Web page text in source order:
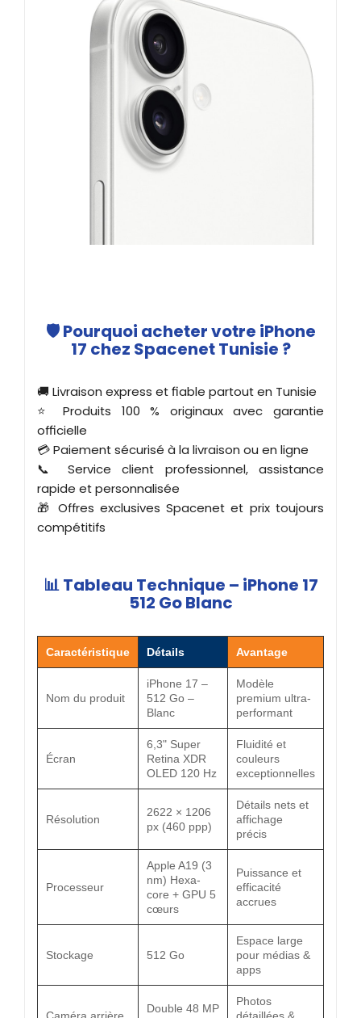
🛡️ Pourquoi acheter votre iPhone
17 chez Spacenet Tunisie ?
🚚 Livraison express et fiable partout en Tunisie
⭐ Produits 100 % originaux avec garantie
officielle
💳 Paiement sécurisé à la livraison ou en ligne
📞 Service client professionnel, assistance
rapide et personnalisée
🎁 Offres exclusives Spacenet et prix toujours
compétitifs
📊 Tableau Technique – iPhone 17
512 Go Blanc
Caractéristique Détails Avantage
Nom du produit
iPhone 17 –
512 Go –
Blanc
Modèle
premium ultra-
performant
Écran
6,3" Super
Retina XDR
OLED 120 Hz
Fluidité et
couleurs
exceptionnelles
Résolution
2622 × 1206
px (460 ppp)
Détails nets et
affichage
précis
Processeur
Apple A19 (3
nm) Hexa-
core + GPU 5
cœurs
Puissance et
efficacité
accrues
Stockage 512 Go
Espace large
pour médias &
apps
Caméra arrière
Double 48 MP
Photos
détaillées &